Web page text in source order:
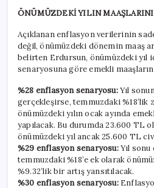
ÖNÜMÜZDEKİ YILIN
Açıklanan enflasyon verilerinin
değil, önümüzdeki dönemin maaş
belirten Erdursun, önümüzdeki yıl
senaryosuna göre emekli
%28 enflasyon senaryosu:Yıl
gerçekleşirse, temmuzdaki %18’lik
önümüzdeki yılın ocak ayında
yapılacak. Bu durumda 23.600 TL
önümüzdeki yıl ancak 25.600 TL
%29 enflasyon senaryosu:Yıl sonu
temmuzdaki %18’e ek olarak
%9.32’lik bir artış yansıtılacak.
%30 enflasyon senaryosu: